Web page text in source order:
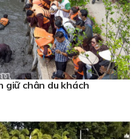
giữ chân du khách